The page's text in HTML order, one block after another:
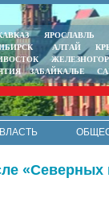
ЯРОСЛАВЛЬ
АЛТАЙ
ЗАБАЙКАЛЬЕ
ВЛАСТЬ
«Северных